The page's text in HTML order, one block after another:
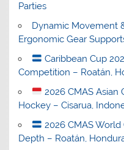
Parties
Dynamic Movement
Ergonomic Gear
Caribbean Cup
Competition – Roatán,
2026 CMAS
Hockey – Cisarua,
2026 CMAS
Depth – Roatán,